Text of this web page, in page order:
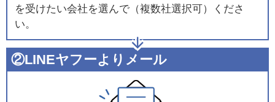
を受けたい会社を選んで（複数社選択可）くださ
い。
②LINEヤフーよりメール